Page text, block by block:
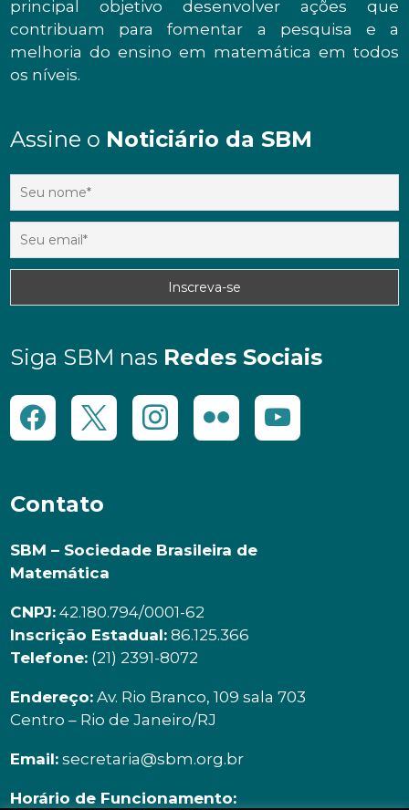
principal objetivo desenvolver ações que
contribuam para fomentar a pesquisa e a
melhoria do ensino em matemática em todos
os níveis.
Assine o Noticiário da SBM
Siga SBM nas Redes Sociais
Contato
SBM – Sociedade Brasileira de
Matemática
CNPJ: 42.180.794/0001-62
Inscrição Estadual: 86.125.366
Telefone: (21) 2391-8072
Endereço: Av. Rio Branco, 109 sala 703
Centro – Rio de Janeiro/RJ
Email: secretaria@sbm.org.br
Horário de Funcionamento: